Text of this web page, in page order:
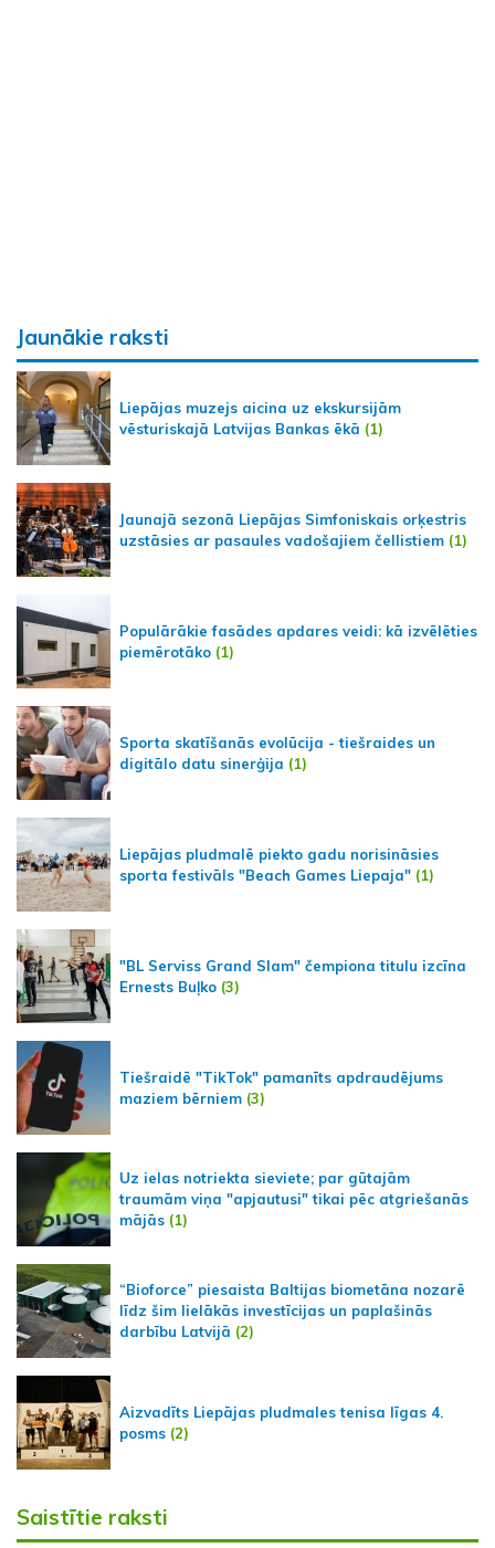
Jaunākie raksti
Liepājas muzejs aicina uz ekskursijām
vēsturiskajā Latvijas Bankas ēkā (1)
Jaunajā sezonā Liepājas Simfoniskais orķestris
uzstāsies ar pasaules vadošajiem čellistiem (1)
Populārākie fasādes apdares veidi: kā izvēlēties
piemērotāko (1)
Sporta skatīšanās evolūcija - tiešraides un
digitālo datu sinerģija (1)
Liepājas pludmalē piekto gadu norisināsies
sporta festivāls "Beach Games Liepaja" (1)
"BL Serviss Grand Slam" čempiona titulu izcīna
Ernests Buļko (3)
Tiešraidē "TikTok" pamanīts apdraudējums
maziem bērniem (3)
Uz ielas notriekta sieviete; par gūtajām
traumām viņa "apjautusi" tikai pēc atgriešanās
mājās (1)
“Bioforce” piesaista Baltijas biometāna nozarē
līdz šim lielākās investīcijas un paplašinās
darbību Latvijā (2)
Aizvadīts Liepājas pludmales tenisa līgas 4.
posms (2)
Saistītie raksti